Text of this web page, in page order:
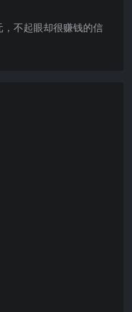
，不起眼却很赚钱的信